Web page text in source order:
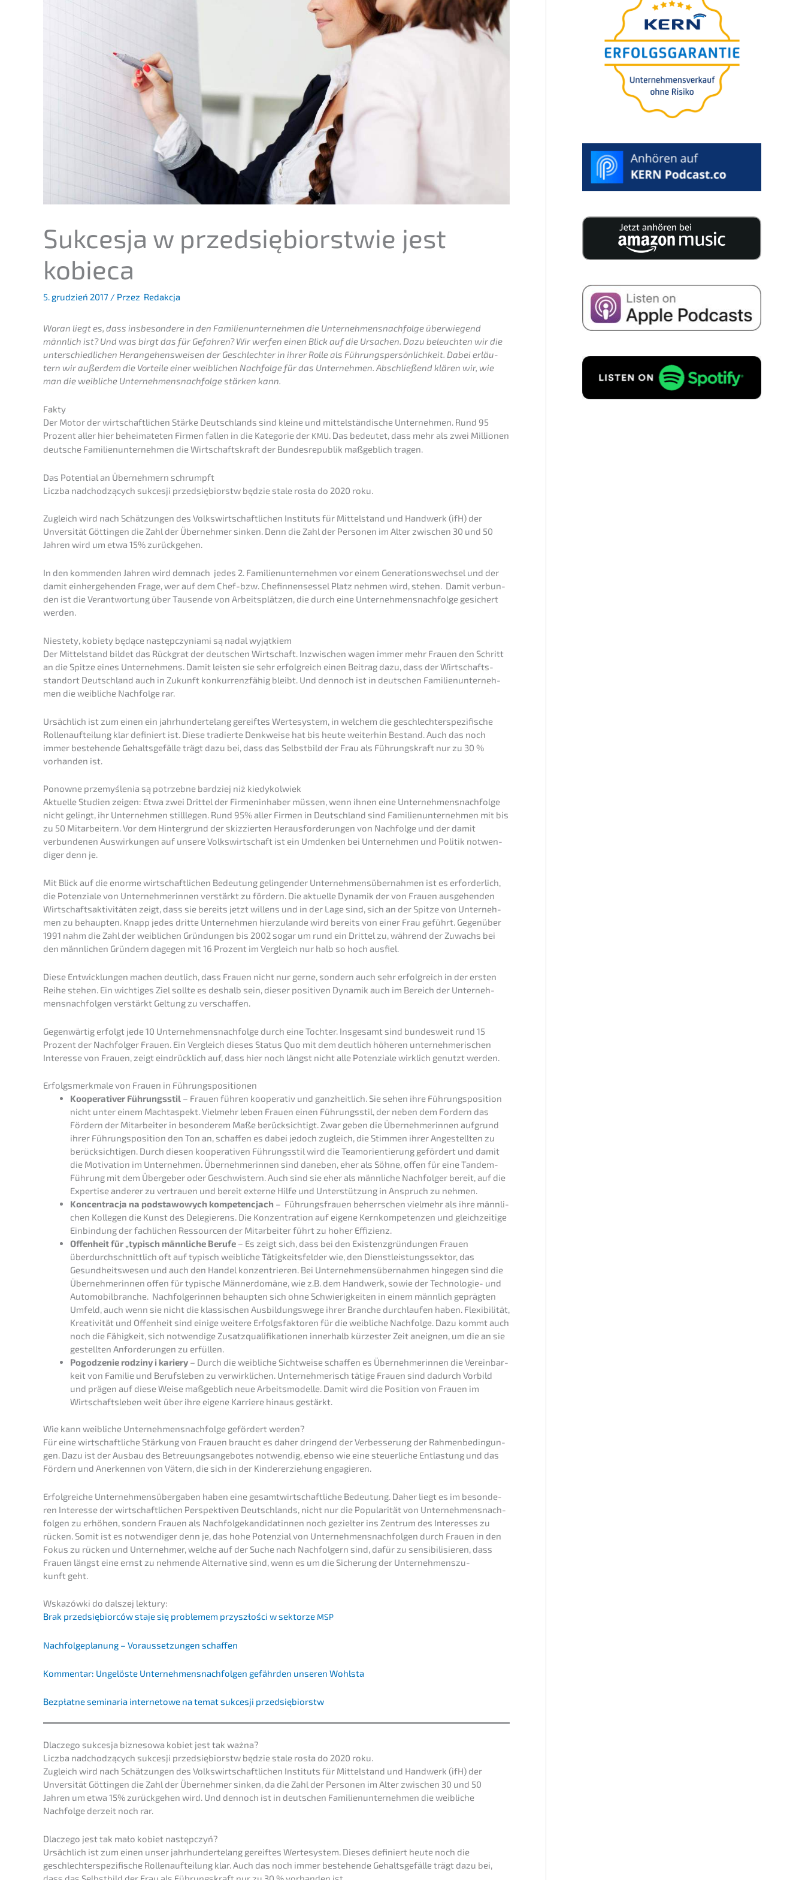
Sukces­ja w przedsię­bi­orst­wie jest
kobieca
5. grudzień 2017 / Przez Redakcja
Woran liegt es, dass insbe­son­de­re in den Famili­en­un­ter­neh­men die Unternehmens­nachfolge überwie­gend
männlich ist? Und was birgt das für Gefah­ren? Wir werfen einen Blick auf die Ursachen. Dazu beleuch­ten wir die
unter­schied­li­chen Heran­ge­hens­wei­sen der Geschlech­ter in ihrer Rolle als Führungs­per­sön­lich­keit. Dabei erläu­
tern wir außer­dem die Vortei­le einer weibli­chen Nachfol­ge für das Unter­neh­men. Abschlie­ßend klären wir, wie
man die weibli­che Unternehmens­nachfolge stärken kann.
Fakty
Der Motor der wirtschaft­li­chen Stärke Deutsch­lands sind kleine und mittel­stän­di­sche Unter­neh­men. Rund 95
Prozent aller hier behei­ma­te­ten Firmen fallen in die Katego­rie der KMU. Das bedeu­tet, dass mehr als zwei Millio­nen
deutsche Famili­en­un­ter­neh­men die Wirtschafts­kraft der Bundes­re­pu­blik maßgeb­lich tragen.
Das Poten­ti­al an Überneh­mern schrumpft
Liczba nadchod­zą­cych sukces­ji przedsię­bi­orstw będzie stale rosła do 2020 roku.
Zugleich wird nach Schät­zun­gen des Volks­wirt­schaft­li­chen Insti­tuts für Mittel­stand und Handwerk (ifH) der
Unver­si­tät Göttin­gen die Zahl der Überneh­mer sinken. Denn die Zahl der Perso­nen im Alter zwischen 30 und 50
Jahren wird um etwa 15% zurückgehen.
In den kommen­den Jahren wird demnach jedes 2. Famili­en­un­ter­neh­men vor einem Generations­wechsel und der
damit einher­ge­hen­den Frage, wer auf dem Chef-bzw. Chefin­nen­ses­sel Platz nehmen wird, stehen. Damit verbun­
den ist die Verant­wor­tung über Tausen­de von Arbeits­plät­zen, die durch eine Unternehmens­nachfolge gesichert
werden.
Nieste­ty, kobie­ty będące następ­c­zy­nia­mi są nadal wyjątkiem
Der Mittel­stand bildet das Rückgrat der deutschen Wirtschaft. Inzwi­schen wagen immer mehr Frauen den Schritt
an die Spitze eines Unter­neh­mens. Damit leisten sie sehr erfolg­reich einen Beitrag dazu, dass der Wirtschafts­
stand­ort Deutsch­land auch in Zukunft konkur­renz­fä­hig bleibt. Und dennoch ist in deutschen Famili­en­un­ter­neh­
men die weibli­che Nachfol­ge rar.
Ursäch­lich ist zum einen ein jahrhun­der­te­lang gereif­tes Werte­sys­tem, in welchem die geschlech­ter­spe­zi­fi­sche
Rollen­auf­tei­lung klar definiert ist. Diese tradier­te Denkwei­se hat bis heute weiter­hin Bestand. Auch das noch
immer bestehen­de Gehalts­ge­fäl­le trägt dazu bei, dass das Selbst­bild der Frau als Führungs­kraft nur zu 30 %
vorhan­den ist.
Ponow­ne przemyś­le­nia są potrzeb­ne bardziej niż kiedykolwiek
Aktuel­le Studi­en zeigen: Etwa zwei Drittel der Firmen­in­ha­ber müssen, wenn ihnen eine Unternehmens­nachfolge
nicht gelingt, ihr Unter­neh­men still­le­gen. Rund 95% aller Firmen in Deutsch­land sind Famili­en­un­ter­neh­men mit bis
zu 50 Mitar­bei­tern. Vor dem Hinter­grund der skizzier­ten Heraus­for­de­run­gen von Nachfol­ge und der damit
verbun­de­nen Auswir­kun­gen auf unsere Volks­wirt­schaft ist ein Umden­ken bei Unter­neh­men und Politik notwen­
di­ger denn je.
Mit Blick auf die enorme wirtschaft­li­chen Bedeu­tung gelin­gen­der Unter­neh­mens­über­nah­men ist es erfor­der­lich,
die Poten­zia­le von Unter­neh­me­rin­nen verstärkt zu fördern. Die aktuel­le Dynamik der von Frauen ausge­hen­den
Wirtschafts­ak­ti­vi­tä­ten zeigt, dass sie bereits jetzt willens und in der Lage sind, sich an der Spitze von Unter­neh­
men zu behaup­ten. Knapp jedes dritte Unter­neh­men hierzu­lan­de wird bereits von einer Frau geführt. Gegen­über
1991 nahm die Zahl der weibli­chen Gründun­gen bis 2002 sogar um rund ein Drittel zu, während der Zuwachs bei
den männli­chen Gründern dagegen mit 16 Prozent im Vergleich nur halb so hoch ausfiel.
Diese Entwick­lun­gen machen deutlich, dass Frauen nicht nur gerne, sondern auch sehr erfolg­reich in der ersten
Reihe stehen. Ein wichti­ges Ziel sollte es deshalb sein, dieser positi­ven Dynamik auch im Bereich der Unter­neh­
mens­nach­fol­gen verstärkt Geltung zu verschaffen.
Gegen­wär­tig erfolgt jede 10 Unternehmens­nachfolge durch eine Tochter. Insge­samt sind bundes­weit rund 15
Prozent der Nachfol­ger Frauen. Ein Vergleich dieses Status Quo mit dem deutlich höheren unter­neh­me­ri­schen
Inter­es­se von Frauen, zeigt eindrück­lich auf, dass hier noch längst nicht alle Poten­zia­le wirklich genutzt werden.
Erfolgs­merk­ma­le von Frauen in Führungspositionen
Koope­ra­ti­ver Führungs­stil – Frauen führen koope­ra­tiv und ganzheit­lich. Sie sehen ihre Führungs­po­si­ti­on
nicht unter einem Macht­aspekt. Vielmehr leben Frauen einen Führungs­stil, der neben dem Fordern das
Fördern der Mitar­bei­ter in beson­de­rem Maße berück­sich­tigt. Zwar geben die Überneh­me­rin­nen aufgrund
ihrer Führungs­po­si­ti­on den Ton an, schaf­fen es dabei jedoch zugleich, die Stimmen ihrer Angestell­ten zu
berück­sich­ti­gen. Durch diesen koope­ra­ti­ven Führungs­stil wird die Teamori­en­tie­rung geför­dert und damit
die Motiva­ti­on im Unter­neh­men. Überneh­me­rin­nen sind daneben, eher als Söhne, offen für eine Tandem-
Führung mit dem Überge­ber oder Geschwis­tern. Auch sind sie eher als männli­che Nachfol­ger bereit, auf die
Exper­ti­se anderer zu vertrau­en und bereit exter­ne Hilfe und Unter­stüt­zung in Anspruch zu nehmen.
Koncen­trac­ja na podsta­wo­wych kompe­ten­c­jach – Führungs­frau­en beherr­schen vielmehr als ihre männli­
chen Kolle­gen die Kunst des Delegie­rens. Die Konzen­tra­ti­on auf eigene Kernkom­pe­ten­zen und gleich­zei­ti­ge
Einbin­dung der fachli­chen Ressour­cen der Mitar­bei­ter führt zu hoher Effizienz.
Offen­heit für „typisch männli­che Berufe – Es zeigt sich, dass bei den Existenz­grün­dun­gen Frauen
überdurch­schnitt­lich oft auf typisch weibli­che Tätig­keits­fel­der wie, den Dienst­leis­tungs­sek­tor, das
Gesund­heits­we­sen und auch den Handel konzen­trie­ren. Bei Unter­neh­mens­über­nah­men hinge­gen sind die
Überneh­me­rin­nen offen für typische Männer­do­mä­ne, wie z.B. dem Handwerk, sowie der Techno­lo­gie- und
Automo­bil­bran­che. Nachfol­ge­rin­nen behaup­ten sich ohne Schwie­rig­kei­ten in einem männlich gepräg­ten
Umfeld, auch wenn sie nicht die klassi­schen Ausbil­dungs­we­ge ihrer Branche durch­lau­fen haben. Flexi­bi­li­tät,
Kreati­vi­tät und Offen­heit sind einige weite­re Erfolgs­fak­to­ren für die weibli­che Nachfol­ge. Dazu kommt auch
noch die Fähig­keit, sich notwen­di­ge Zusatz­qua­li­fi­ka­tio­nen inner­halb kürzes­ter Zeit aneig­nen, um die an sie
gestell­ten Anfor­de­run­gen zu erfüllen.
Pogod­ze­nie rodzi­ny i kariery – Durch die weibli­che Sicht­wei­se schaf­fen es Überneh­me­rin­nen die Verein­bar­
keit von Familie und Berufs­le­ben zu verwirk­li­chen. Unter­neh­me­risch tätige Frauen sind dadurch Vorbild
und prägen auf diese Weise maßgeb­lich neue Arbeits­mo­del­le. Damit wird die Positi­on von Frauen im
Wirtschafts­le­ben weit über ihre eigene Karrie­re hinaus gestärkt.
Wie kann weibli­che Unternehmens­nachfolge geför­dert werden?
Für eine wirtschaft­li­che Stärkung von Frauen braucht es daher dringend der Verbes­se­rung der Rahmen­be­din­gun­
gen. Dazu ist der Ausbau des Betreu­ungs­an­ge­bo­tes notwen­dig, ebenso wie eine steuer­li­che Entlas­tung und das
Fördern und Anerken­nen von Vätern, die sich in der Kinder­er­zie­hung engagieren.
Erfolg­rei­che Unter­neh­mens­über­ga­ben haben eine gesamt­wirt­schaft­li­che Bedeu­tung. Daher liegt es im beson­de­
ren Inter­es­se der wirtschaft­li­chen Perspek­ti­ven Deutsch­lands, nicht nur die Popula­ri­tät von Unter­neh­mens­nach­
fol­gen zu erhöhen, sondern Frauen als Nachfol­ge­kan­di­da­tin­nen noch geziel­ter ins Zentrum des Inter­es­ses zu
rücken. Somit ist es notwen­di­ger denn je, das hohe Poten­zi­al von Unter­neh­mens­nach­fol­gen durch Frauen in den
Fokus zu rücken und Unter­neh­mer, welche auf der Suche nach Nachfol­gern sind, dafür zu sensi­bi­li­sie­ren, dass
Frauen längst eine ernst zu nehmen­de Alter­na­ti­ve sind, wenn es um die Siche­rung der Unter­neh­mens­zu­
kunft geht.
Wskazów­ki do dalszej lektury:
Brak przedsię­bi­or­ców staje się proble­mem przyszłości w sektor­ze MSP
Nachfol­ge­pla­nung – Voraus­set­zun­gen schaffen
Kommen­tar: Ungelös­te Unter­neh­mens­nach­fol­gen gefähr­den unseren Wohlsta
Bezpłat­ne semina­ria inter­neto­we na temat sukces­ji przedsiębiorstw
Dlacze­go sukces­ja bizne­so­wa kobiet jest tak ważna?
Liczba nadchod­zą­cych sukces­ji przedsię­bi­orstw będzie stale rosła do 2020 roku.
Zugleich wird nach Schät­zun­gen des Volks­wirt­schaft­li­chen Insti­tuts für Mittel­stand und Handwerk (ifH) der
Unver­si­tät Göttin­gen die Zahl der Überneh­mer sinken, da die Zahl der Perso­nen im Alter zwischen 30 und 50
Jahren um etwa 15% zurück­ge­hen wird. Und dennoch ist in deutschen Famili­en­un­ter­neh­men die weibli­che
Nachfol­ge derzeit noch rar.
Dlacze­go jest tak mało kobiet następczyń?
Ursäch­lich ist zum einen unser jahrhun­der­te­lang gereif­tes Werte­sys­tem. Dieses definiert heute noch die
geschlech­ter­spe­zi­fi­sche Rollen­auf­tei­lung klar. Auch das noch immer bestehen­de Gehalts­ge­fäl­le trägt dazu bei,
uniwer­sal­nyna
sukces­ję Państ­
wa firmy
25 eksper­tów publi­ku­je na 200
stronach skonden­so­waną wiedzę na
Wyrażam zgodę na przecho­wy­
wa­nie moich danych w celu